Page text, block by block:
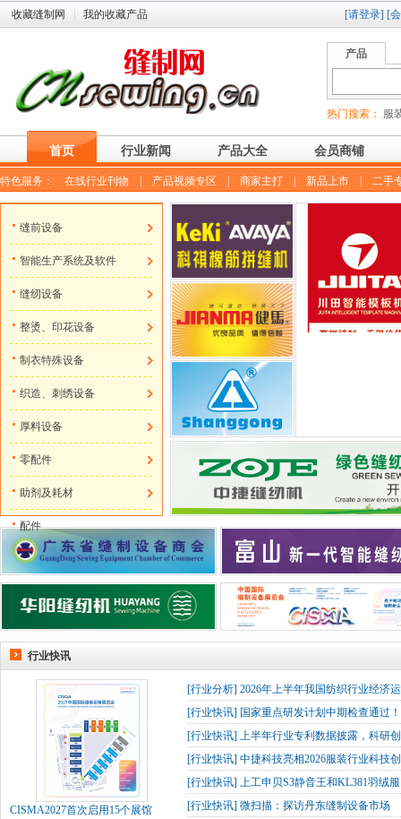
收藏缝制网 我的收藏产品 [请登录] [
产品
热门搜索： 服
首页 行业新闻 产品大全 会员商铺
特色服务： 在线行业刊物 产品视频专区 商家主打 新品上市 二手
缝前设备
智能生产系统及软件
缝纫设备
整烫、印花设备
制衣特殊设备
织造、刺绣设备
厚料设备
零配件
助剂及耗材
配件
行业快讯
CISMA2027首次启用15个展馆
[行业分析] 2026年上半年我国纺织行业经济
[行业快讯] 国家重点研发计划中期检查通过
[行业快讯] 上半年行业专利数据披露，科研
[行业快讯] 中捷科技亮相2026服装行业科技
[行业快讯] 上工申贝S3静音王和KL381羽绒
[行业快讯] 微扫描：探访丹东缝制设备市场